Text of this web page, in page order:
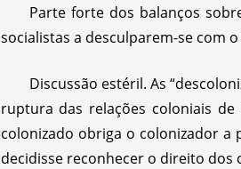
Parte forte dos balanços
socialistas a desculparem-se com o
Discussão estéril. As
ruptura das relações coloniais
colonizado obriga o colonizador
decidisse reconhecer o direito dos